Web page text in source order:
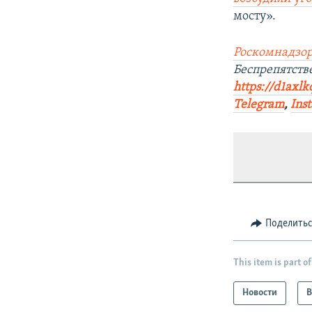
мосту».
https://
Telegram,
This item is part of
Новости